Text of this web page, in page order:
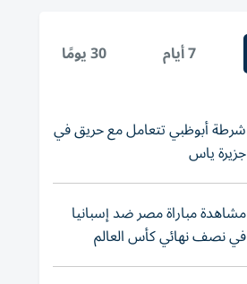
7 أيام 30 يومًا
شرطة أبوظبي تتعامل مع حريق في
جزيرة ياس
مشاهدة مباراة مصر ضد إسبانيا
في نصف نهائي كأس العالم
لناشئات اليد 2026